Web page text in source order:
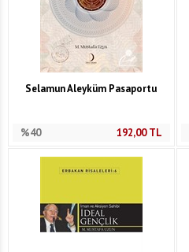
Selamun Aleyküm Pasaportu
%40 192,00TL